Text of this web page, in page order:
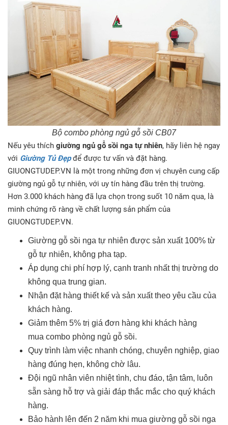
Bộ combo phòng ngủ gỗ sồi CB07
Nếu yêu thích giường ngủ gỗ sồi nga tự nhiên, hãy liên hệ ngay
với Giường Tủ Đẹpđể được tư vấn và đặt hàng.
GIUONGTUDEP.VN là một trong những đơn vị chuyên cung cấp
giường ngủ gỗ tự nhiên, với uy tín hàng đầu trên thị trường.
Hơn 3.000 khách hàng đã lựa chọn trong suốt 10 năm qua, là
minh chứng rõ ràng về chất lượng sản phẩm của
GIUONGTUDEP.VN.
Giường gỗ sồi nga tự nhiên được sản xuất 100% từ
gỗ tự nhiên, không pha tạp.
Áp dụng chi phí hợp lý, cạnh tranh nhất thị trường do
không qua trung gian.
Nhận đặt hàng thiết kế và sản xuất theo yêu cầu của
khách hàng.
Giảm thêm 5% trị giá đơn hàng khi khách hàng
mua combo phòng ngủ gỗ sồi.
Quy trình làm việc nhanh chóng, chuyên nghiệp, giao
hàng đúng hẹn, không chờ lâu.
Đội ngũ nhân viên nhiệt tình, chu đáo, tận tâm, luôn
sẵn sàng hỗ trợ và giải đáp thắc mắc cho quý khách
hàng.
Bảo hành lên đến 2 năm khi mua giường gỗ sồi nga